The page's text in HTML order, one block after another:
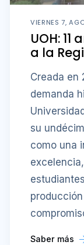
VIERNES 7,
UOH:
a la
Creada en
demanda
su
como una
Saber más